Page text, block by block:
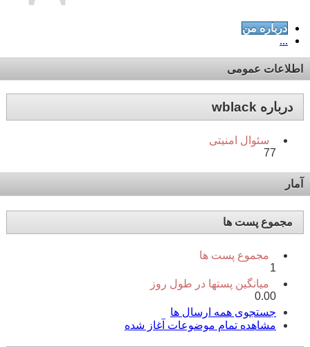
درباره من
...
اطلاعات عمومی
درباره wblack
سئوال امنیتی
77
آمار
مجموع پست ها
مجموع پست ها
1
میانگین پستها در طول روز
0.00
جستجوی همه ارسال ها
مشاهده تمام موضوعات آغاز شده